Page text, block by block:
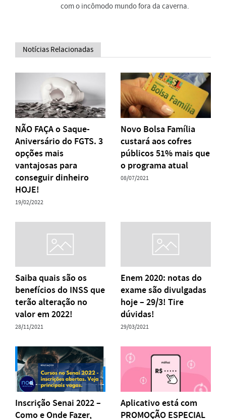
com o incômodo mundo fora da caverna.
Notícias Relacionadas
NÃO FAÇA o Saque-
Aniversário do FGTS. 3
opções mais
vantajosas para
conseguir dinheiro
HOJE!
19/02/2022
Novo Bolsa Família
custará aos cofres
públicos 51% mais que
o programa atual
08/07/2021
Saiba quais são os
benefícios do INSS que
terão alteração no
valor em 2022!
28/11/2021
Enem 2020: notas do
exame são divulgadas
hoje – 29/3! Tire
dúvidas!
29/03/2021
Inscrição Senai 2022 –
Como e Onde Fazer,
Aplicativo está com
PROMOÇÃO ESPECIAL